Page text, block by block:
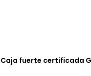
Caja fuerte certificada